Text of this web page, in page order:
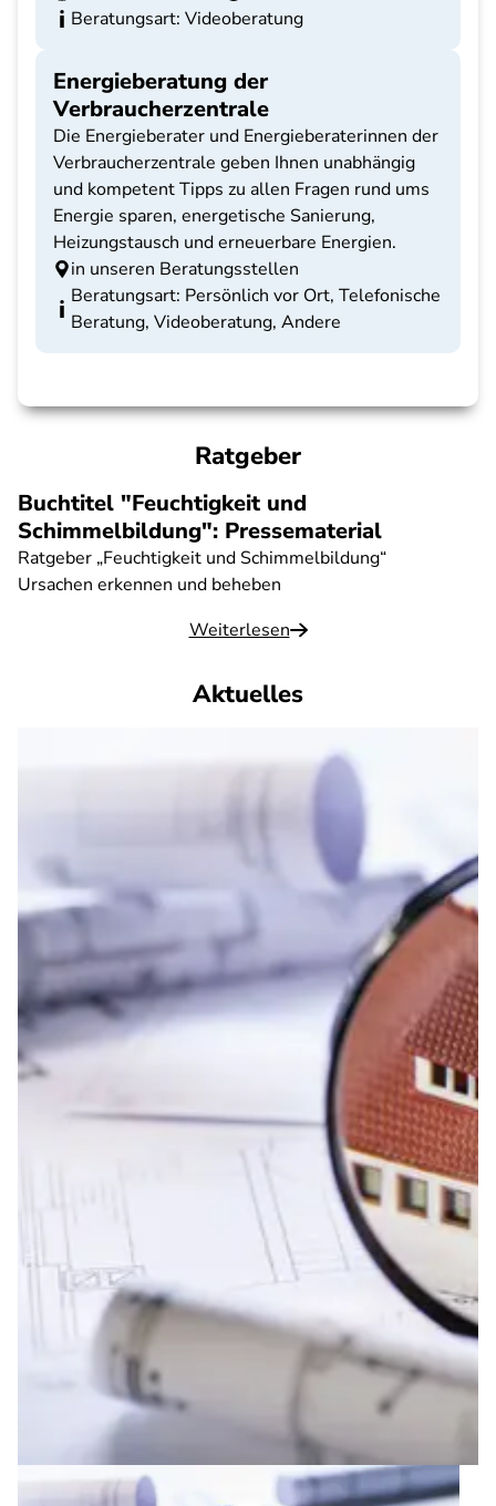
Beratungsart: Videoberatung
Energieberatung der
Verbraucherzentrale
Die Energieberater und Energieberaterinnen der
Verbraucherzentrale geben Ihnen unabhängig
und kompetent Tipps zu allen Fragen rund ums
Energie sparen, energetische Sanierung,
Heizungstausch und erneuerbare Energien.
in unseren Beratungsstellen
Beratungsart: Persönlich vor Ort, Telefonische
Beratung, Videoberatung, Andere
Ratgeber
Buchtitel "Feuchtigkeit und
Schimmelbildung": Pressematerial
Ratgeber „Feuchtigkeit und Schimmelbildung“
Ursachen erkennen und beheben
Weiterlesen
Aktuelles